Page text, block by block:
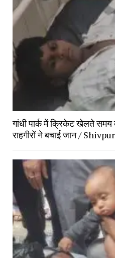
गांधी पार्क में क्रिकेट खेलते
राहगीरों ने बचाई जान /